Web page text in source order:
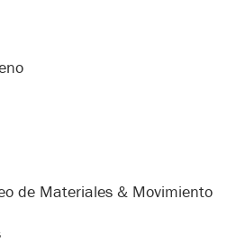
de Materiales & Movimiento